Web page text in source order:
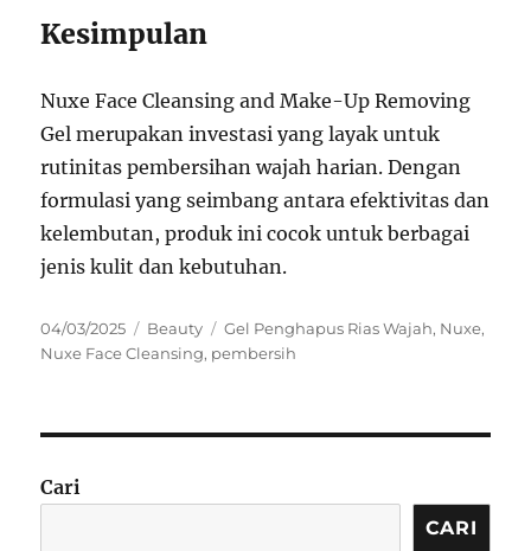
Kesimpulan
Nuxe Face Cleansing and Make-Up Removing
Gel merupakan investasi yang layak untuk
rutinitas pembersihan wajah harian. Dengan
formulasi yang seimbang antara efektivitas dan
kelembutan, produk ini cocok untuk berbagai
jenis kulit dan kebutuhan.
Posted
on
04/03/2025 Categories
Beauty Tags
Gel Penghapus Rias Wajah, Nuxe,
Nuxe Face Cleansing, pembersih
Cari
CARI